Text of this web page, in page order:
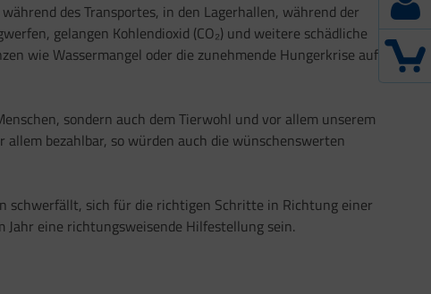
des Transportes, in den Lagerhallen, während der
gelangen Kohlendioxid (CO₂) und weitere schädliche
wie Wassermangel oder die zunehmende Hungerkrise auf
sondern auch dem Tierwohl und vor allem unserem
bezahlbar, so würden auch die wünschenswerten
schwerfällt, sich für die richtigen Schritte in Richtung einer
Jahr eine richtungsweisende Hilfestellung sein.